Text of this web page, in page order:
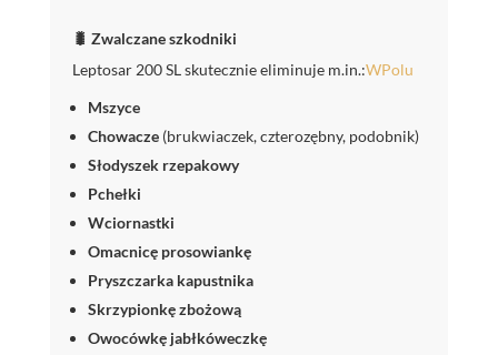
🐛 Zwalczane szkodniki
Leptosar 200 SL skutecznie eliminuje m.in.:WPolu
Mszyce
Chowacze(brukwiaczek, czterozębny, podobnik)
Słodyszek rzepakowy
Pchełki
Wciornastki
Omacnicę prosowiankę
Pryszczarka kapustnika
Skrzypionkę zbożową
Owocówkę jabłkóweczkę